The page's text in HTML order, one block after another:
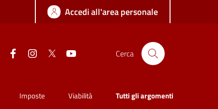
Accedi all'area personale
Facebook InstagramTwitter Cerca
Imposte Viabilità Tutti gli argomenti